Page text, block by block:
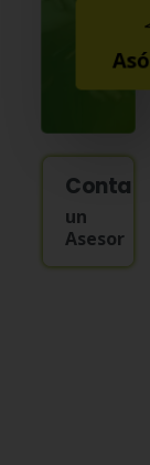
un
Asesor